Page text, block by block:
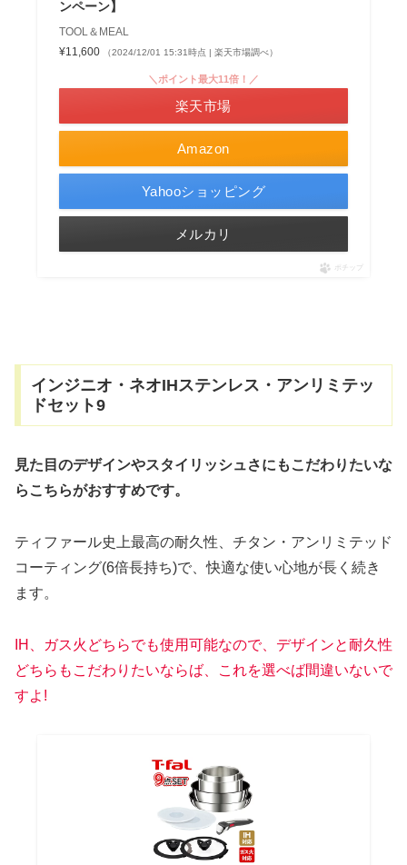
ンペーン】
TOOL＆MEAL
¥11,600
（2024/12/01 15:31時点 | 楽天市場調べ）
Amazon
＼ポイント最大11倍！／
楽天市場
Yahooショッピング
メルカリ
ポチップ
インジニオ・ネオIHステンレス・アンリミテッ
ドセット9
見た目のデザインやスタイリッシュさにもこだわりたいな
らこちらがおすすめです。
ティファール史上最高の耐久性、チタン・アンリミテッド
コーティング(6倍長持ち)で、快適な使い心地が長く続き
ます。
IH、ガス火どちらでも使用可能なので、デザインと耐久性
どちらもこだわりたいならば、これを選べば間違いないで
すよ!